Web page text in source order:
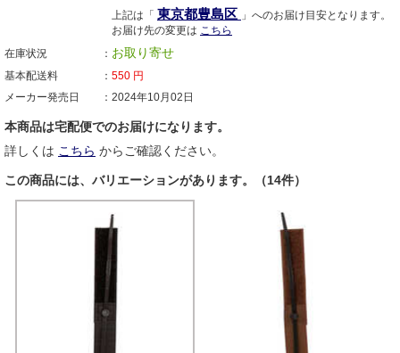
上記は「 東京都豊島区 」へのお届け目安となります。
お届け先の変更は こちら
在庫状況
お取り寄せ
基本配送料 550 円
メーカー発売日
2024年10月02日
本商品は宅配便でのお届けになります。
詳しくは こちら からご確認ください。
この商品には、バリエーションがあります。（14件）